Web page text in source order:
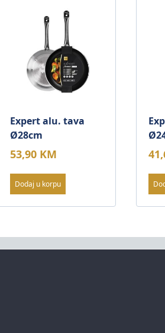
Expert alu. tava
Ø28cm
53,90 KM
Dodaj u korpu